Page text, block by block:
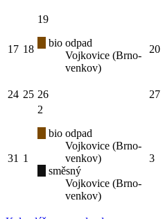
17 18
19
bio odpad
Vojkovice (Brno-
venkov)
20
24 25 26 27
31 1
2
bio odpad
Vojkovice (Brno-
venkov)
směsný
Vojkovice (Brno-
venkov)
3